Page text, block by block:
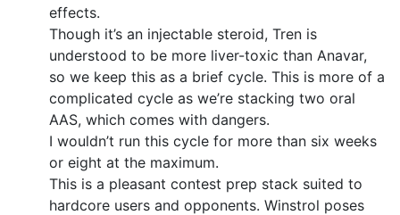
effects.
Though it’s an injectable steroid, Tren is
understood to be more liver-toxic than Anavar,
so we keep this as a brief cycle. This is more of a
complicated cycle as we’re stacking two oral
AAS, which comes with dangers.
I wouldn’t run this cycle for more than six weeks
or eight at the maximum.
This is a pleasant contest prep stack suited to
hardcore users and opponents. Winstrol poses